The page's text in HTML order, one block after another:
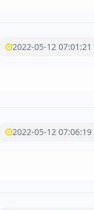
2022-05-12 07:01:21
2022-05-12 07:06:19